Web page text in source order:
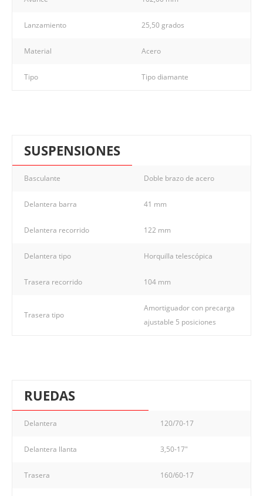
Lanzamiento 25,50 grados
Material Acero
Tipo Tipo diamante
SUSPENSIONES
Basculante Doble brazo de acero
Delantera barra 41 mm
Delantera recorrido 122 mm
Delantera tipo Horquilla telescópica
Trasera recorrido 104 mm
Trasera tipo
Amortiguador con precarga
ajustable 5 posiciones
RUEDAS
Delantera 120/70-17
Delantera llanta 3,50-17"
Trasera 160/60-17